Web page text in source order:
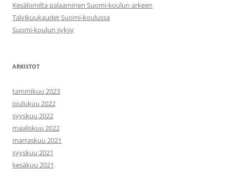
Kesälomilta palaaminen Suomi-koulun arkeen
Talvikuukaudet Suomi-koulussa
Suomi-koulun syksy
ARKISTOT
tammikuu 2023
joulukuu 2022
syyskuu 2022
maaliskuu 2022
marraskuu 2021
syyskuu 2021
kesäkuu 2021